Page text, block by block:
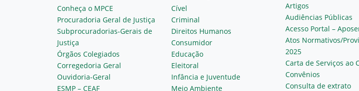
Conheça o MPCE
Procuradoria Geral de Justiça
Subprocuradorias-Gerais de
Justiça
Órgãos Colegiados
Corregedoria Geral
Ouvidoria-Geral
ESMP – CEAF
Cível
Criminal
Direitos Humanos
Consumidor
Educação
Eleitoral
Infância e Juventude
Meio Ambiente
Artigos
Audiências Públicas
Acesso Portal –
Atos Normativos/
2025
Carta de Serviços ao
Convênios
Consulta de extrato